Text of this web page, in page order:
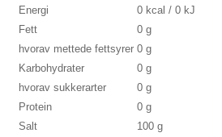
Energi
0 kcal / 0 kJ
Fett
0 g
hvorav mettede fettsyrer 0 g
Karbohydrater
0 g
hvorav sukkerarter
0 g
Protein
0 g
Salt
100 g